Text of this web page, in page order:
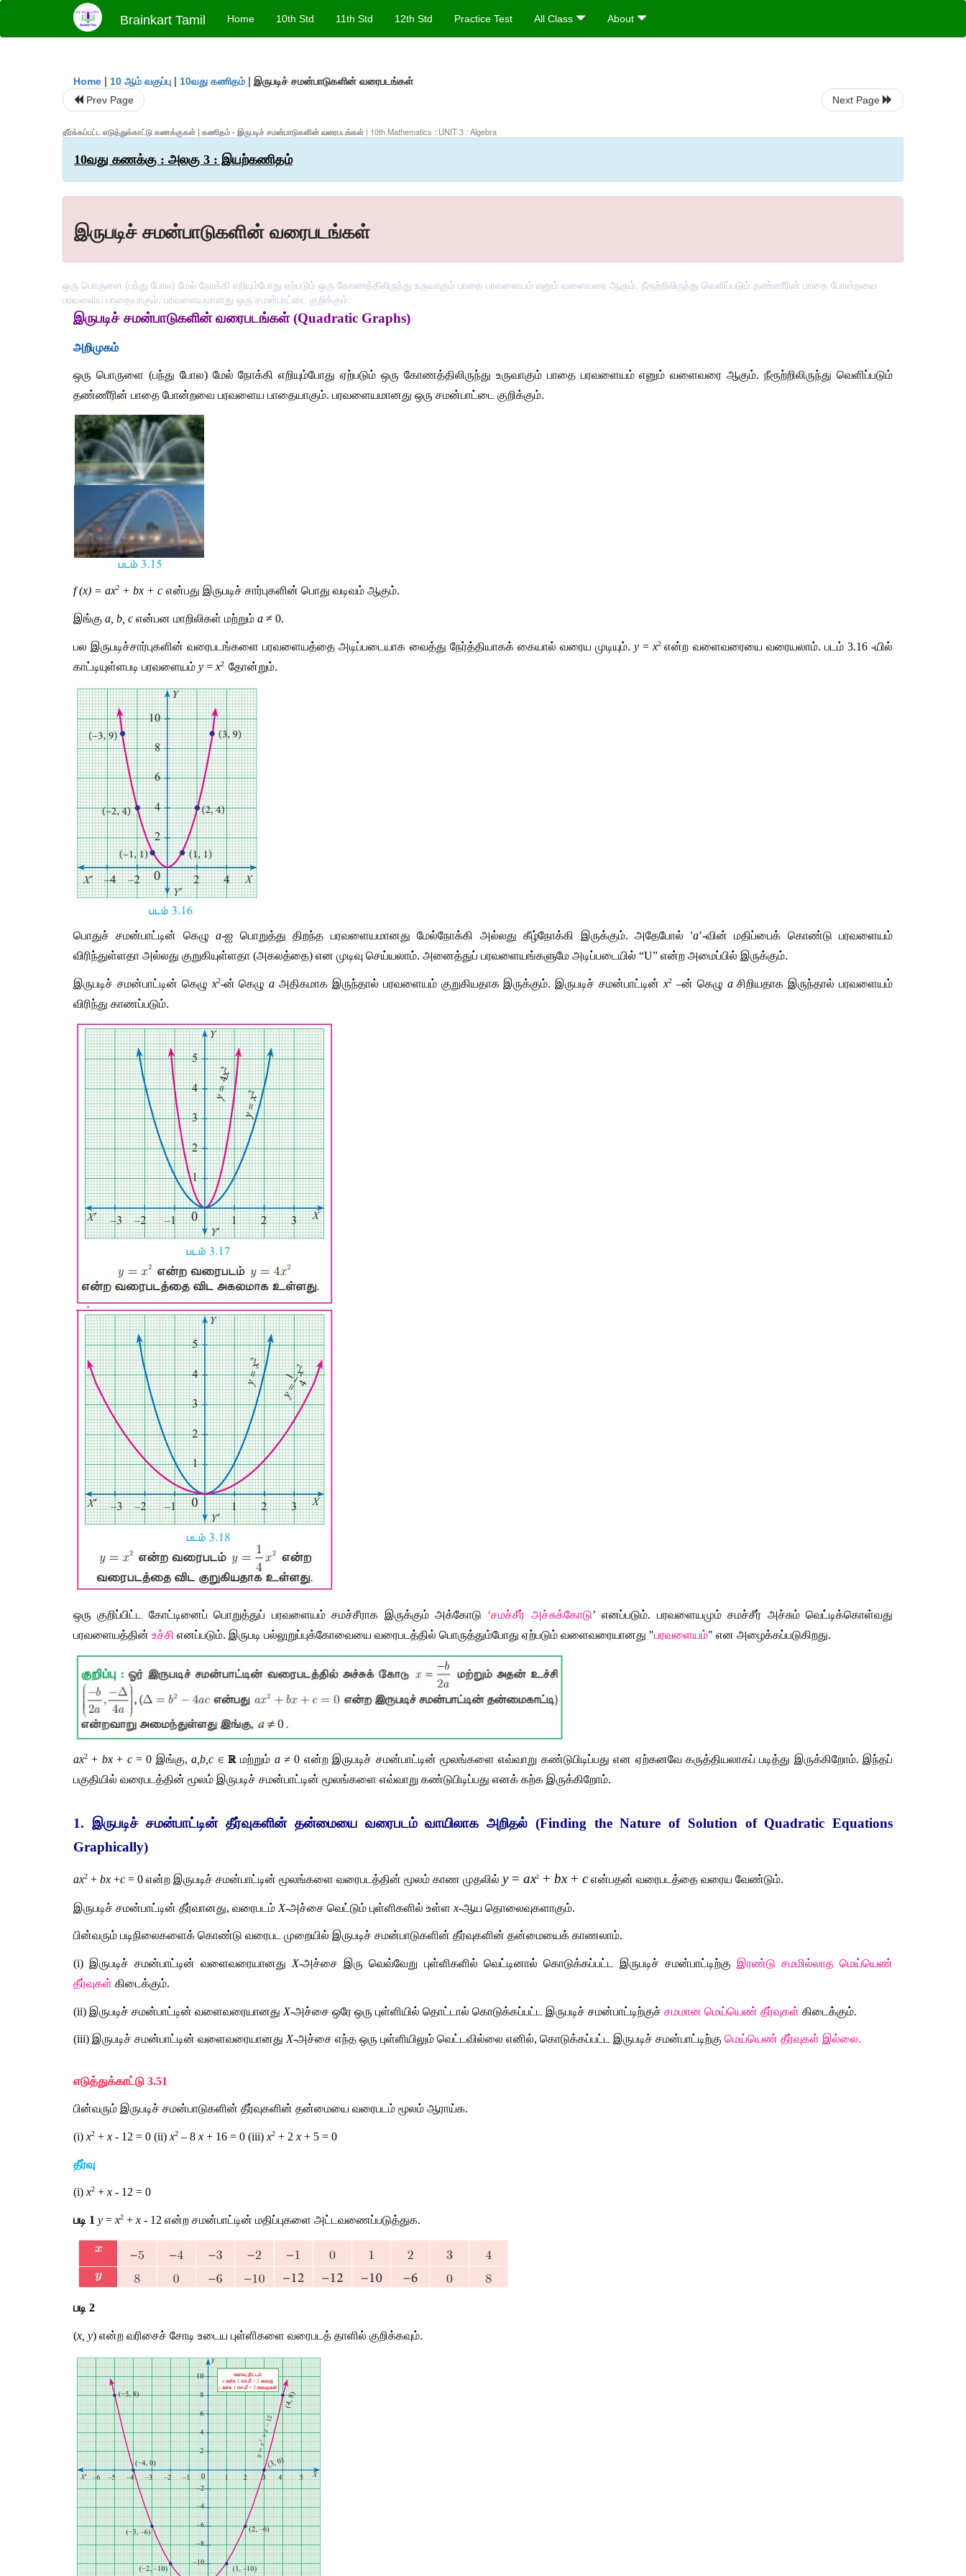
Brainkart Tamil Home 10th Std 11th Std 12th Std Practice Test All Class About
Home | 10 ஆம் வகுப்பு | 10வது கணிதம் | இருபடிச் சமன்பாடுகளின் வரைபடங்கள்
Prev Page Next Page
தீர்க்கப்பட்ட எடுத்துக்காட்டு கணக்குகள் | கணிதம் - இருபடிச் சமன்பாடுகளின் வரைபடங்கள் | 10th Mathematics : UNIT 3 : Algebra
10வது கணக்கு : அலகு 3 : இயற்கணிதம்
இருபடிச் சமன்பாடுகளின் வரைபடங்கள்
ஒரு பொருளை (பந்து போல) மேல் நோக்கி எறியும்போது ஏற்படும் ஒரு கோணத்திலிருந்து உருவாகும் பாதை பரவளையம் எனும் வளைவரை ஆகும். நீரூற்றிலிருந்து வெளிப்படும் தண்ணீரின் பாதை போன்றவை
பரவளைய பாதையாகும். பரவளையமானது ஒரு சமன்பாட்டை குறிக்கும்.
இருபடிச் சமன்பாடுகளின் வரைபடங்கள் (Quadratic Graphs)
அறிமுகம்
ஒரு பொருளை (பந்து போல) மேல் நோக்கி எறியும்போது ஏற்படும் ஒரு கோணத்திலிருந்து உருவாகும் பாதை பரவளையம் எனும் வளைவரை ஆகும். நீரூற்றிலிருந்து வெளிப்படும்
தண்ணீரின் பாதை போன்றவை பரவளைய பாதையாகும். பரவளையமானது ஒரு சமன்பாட்டை குறிக்கும்.
f (x) = ax2 + bx + c என்பது இருபடிச் சார்புகளின் பொது வடிவம் ஆகும்.
இங்கு a, b, c என்பன மாறிலிகள் மற்றும் a ≠ 0.
பல இருபடிச்சார்புகளின் வரைபடங்களை பரவளையத்தை அடிப்படையாக வைத்து நேர்த்தியாகக் கையால் வரைய முடியும். y = x2 என்ற வளைவரையை வரையலாம். படம் 3.16 -யில்
காட்டியுள்ளபடி பரவளையம் y = x2 தோன்றும்.
பொதுச் சமன்பாட்டின் கெழு a-ஐ பொறுத்து திறந்த பரவளையமானது மேல்நோக்கி அல்லது கீழ்நோக்கி இருக்கும். அதேபோல் 'a’-வின் மதிப்பைக் கொண்டு பரவளையம்
விரிந்துள்ளதா அல்லது குறுகியுள்ளதா (அகலத்தை) என முடிவு செய்யலாம். அனைத்துப் பரவளையங்களுமே அடிப்படையில் “U” என்ற அமைப்பில் இருக்கும்.
இருபடிச் சமன்பாட்டின் கெழு x2-ன் கெழு a அதிகமாக இருந்தால் பரவளையம் குறுகியதாக இருக்கும். இருபடிச் சமன்பாட்டின் x2 –ன் கெழு a சிறியதாக இருந்தால் பரவளையம்
விரிந்து காணப்படும்.
ஒரு குறிப்பிட்ட கோட்டினைப் பொறுத்துப் பரவளையம் சமச்சீராக இருக்கும் அக்கோடு ‘சமச்சீர் அச்சுக்கோடு’ எனப்படும். பரவளையமும் சமச்சீர் அச்சும் வெட்டிக்கொள்வது
பரவளையத்தின் உச்சி எனப்படும். இருபடி பல்லுறுப்புக்கோவையை வரைபடத்தில் பொருத்தும்போது ஏற்படும் வளைவரையானது "பரவளையம்" என அழைக்கப்படுகிறது.
ax2 + bx + c = 0 இங்கு, a,b,c ∈ ℝ மற்றும் a ≠0 என்ற இருபடிச் சமன்பாட்டின்மூலங்களை எவ்வாறு கண்டுபிடிப்பது என ஏற்கனவே கருத்தியலாகப் படித்து இருக்கிறோம். இந்தப்
பகுதியில் வரைபடத்தின் மூலம் இருபடிச் சமன்பாட்டின் மூலங்களை எவ்வாறு கண்டுபிடிப்பது எனக் கற்க இருக்கிறோம்.
1. இருபடிச் சமன்பாட்டின் தீர்வுகளின் தன்மையை வரைபடம் வாயிலாக அறிதல் (Finding the Nature of Solution of Quadratic Equations
Graphically)
ax2 + bx +c = 0 என்ற இருபடிச் சமன்பாட்டின் மூலங்களை வரைபடத்தின் மூலம் காண முதலில் y = ax2 + bx + c என்பதன் வரைபடத்தை வரைய வேண்டும்.
இருபடிச் சமன்பாட்டின் தீர்வானது, வரைபடம் X-அச்சை வெட்டும் புள்ளிகளில் உள்ள x-ஆய தொலைவுகளாகும்.
பின்வரும் படிநிலைகளைக் கொண்டு வரைபட முறையில் இருபடிச் சமன்பாடுகளின் தீர்வுகளின் தன்மையைக் காணலாம்.
(i) இருபடிச் சமன்பாட்டின் வளைவரையானது X-அச்சை இரு வெவ்வேறு புள்ளிகளில் வெட்டினால் கொடுக்கப்பட்ட இருபடிச் சமன்பாட்டிற்கு இரண்டு சமமில்லாத மெய்யெண்
தீர்வுகள் கிடைக்கும்.
(ii) இருபடிச் சமன்பாட்டின் வளைவரையானது X-அச்சை ஒரே ஒரு புள்ளியில் தொட்டால் கொடுக்கப்பட்ட இருபடிச் சமன்பாட்டிற்குச் சமமான மெய்யெண் தீர்வுகள் கிடைக்கும்.
(iii) இருபடிச் சமன்பாட்டின் வளைவரையானது X-அச்சை எந்த ஒரு புள்ளியிலும் வெட்டவில்லை எனில், கொடுக்கப்பட்ட இருபடிச் சமன்பாட்டிற்கு மெய்யெண் தீர்வுகள் இல்லை.
எடுத்துக்காட்டு 3.51
பின்வரும் இருபடிச் சமன்பாடுகளின் தீர்வுகளின் தன்மையை வரைபடம் மூலம் ஆராய்க.
(i) x2 + x - 12 = 0 (ii) x2 – 8 x + 16 = 0 (iii) x2 + 2 x + 5 = 0
தீர்வு
(i) x2 + x - 12 = 0
படி 1 y = x2 + x - 12 என்ற சமன்பாட்டின் மதிப்புகளை அட்டவணைப்படுத்துக.
படி 2
(x, y) என்ற வரிசைச் சோடி உடைய புள்ளிகளை வரைபடத் தாளில் குறிக்கவும்.